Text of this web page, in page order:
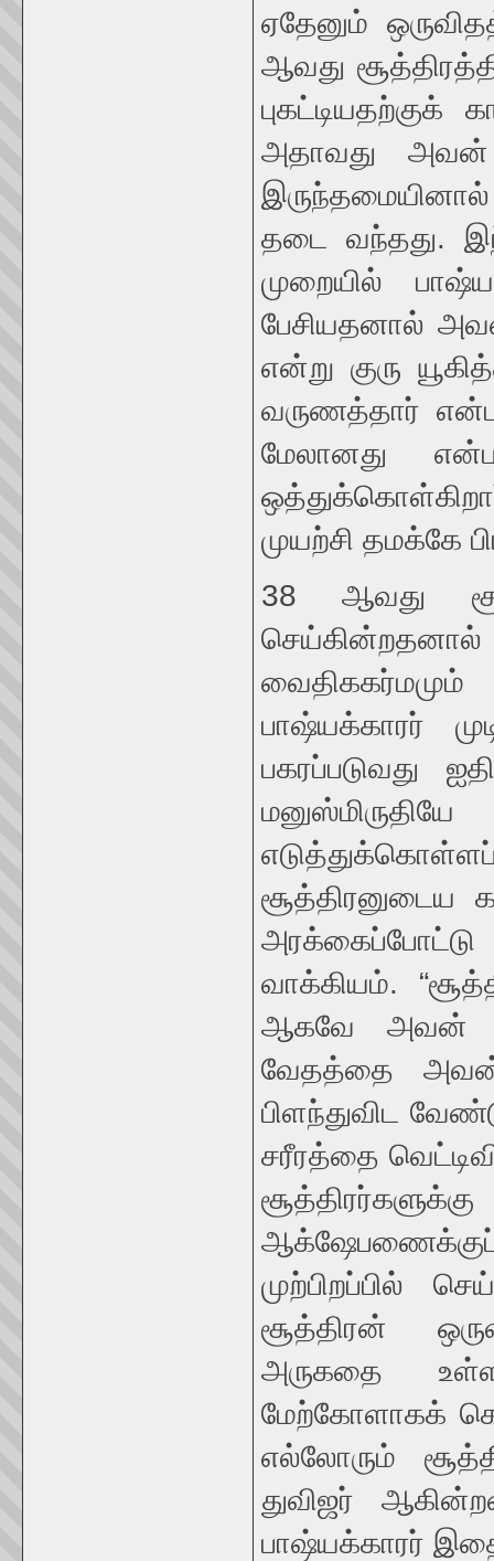
ஏதேனும்
ஆவது
அதாவது அவன்
தடை வந்தது.
முறையில்
பேசியதனால்
என்று குரு
வருணத்தார்
மேலானது
முயற்சி தமக்கே
38 ஆவது
பாஷ்யக்காரர்
பகரப்படுவது
சூத்திரனுடைய
அரக்கைப்போட்டு
வாக்கியம்.
ஆகவே அவன்
வேதத்தை அவன்
பிளந்துவிட
சரீரத்தை
ஆக்ஷேபணைக்குப்
முற்பிறப்பில்
சூத்திரன்
அருகதை
மேற்கோளாகக்
எல்லோரும்
துவிஜர்
பாஷ்யக்காரர்